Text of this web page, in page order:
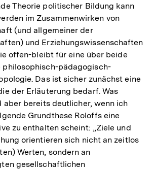
Theorie politischer Bildung kann
im Zusammenwirken von
(und allgemeiner der
und Erziehungswissenschaften
offen-bleibt für eine über beide
philosophisch-pädagogisch-
Das ist sicher zunächst eine
der Erläuterung bedarf. Was
aber bereits deutlicher, wenn ich
Grundthese Roloffs eine
zu enthalten scheint: „Ziele und
orientieren sich nicht an zeitlos
Werten, sondern an
gesellschaftlichen